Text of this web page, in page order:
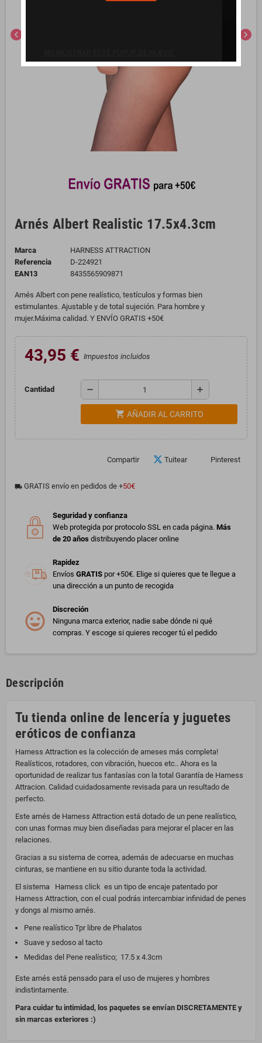
chevron_left chevron_right
Arnés Albert Realistic 17.5x4.3cm
Marca
HARNESS ATTRACTION
Referencia
D-224921
EAN13
8435565909871
Arnés Albert con pene realístico, testículos y formas bien
estimulantes. Ajustable y de total sujeción. Para hombre y
mujer.Máxima calidad. Y ENVÍO GRATIS +50€
43,95 € Impuestos incluidos
Cantidad remove add
shopping_cart AÑADIR AL CARRITO
Compartir Tuitear Pinterest
local_shipping GRATIS envío en pedidos de +50€
Seguridad y confianza
Web protegida por protocolo SSL en cada página. Más
de 20 años distribuyendo placer online
Rapidez
Envíos GRATIS por +50€. Elige si quieres que te llegue a
una dirección a un punto de recogida
Discreción
Ninguna marca exterior, nadie sabe dónde ni qué
compras. Y escoge si quieres recoger tú el pedido
Descripción
Tu tienda online de lencería y juguetes
eróticos de confianza
Harness Attraction es la colección de arneses más completa!
Realísticos, rotadores, con vibración, huecos etc.. Ahora es la
oportunidad de realizar tus fantasías con la total Garantía de Harness
Attracion. Calidad cuidadosamente revisada para un resultado de
perfecto.
Este arnés de Harness Attraction está dotado de un pene realístico,
con unas formas muy bien diseñadas para mejorar el placer en las
relaciones.
Gracias a su sistema de correa, además de adecuarse en muchas
cinturas, se mantiene en su sitio durante toda la actividad.
El sistema Harness click es un tipo de encaje patentado por
Harness Attraction, con el cual podrás intercambiar infinidad de penes
y dongs al mismo arnés.
Pene realístico Tpr libre de Phalatos
Suave y sedoso al tacto
Medidas del Pene realístico; 17.5 x 4.3cm
Este arnés está pensado para el uso de mujeres y hombres
indistintamente.
Para cuidar tu intimidad, los paquetes se envían DISCRETAMENTE y
sin marcas exteriores :)